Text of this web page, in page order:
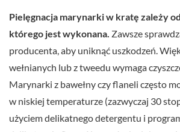
Pielęgnacja marynarki w kratę zależy
którego jest wykonana. Zawsze
producenta, aby uniknąć uszkodzeń.
wełnianych lub z tweedu wymaga
Marynarki z bawełny czy flaneli często
w niskiej temperaturze (zazwyczaj 30
użyciem delikatnego detergentu i